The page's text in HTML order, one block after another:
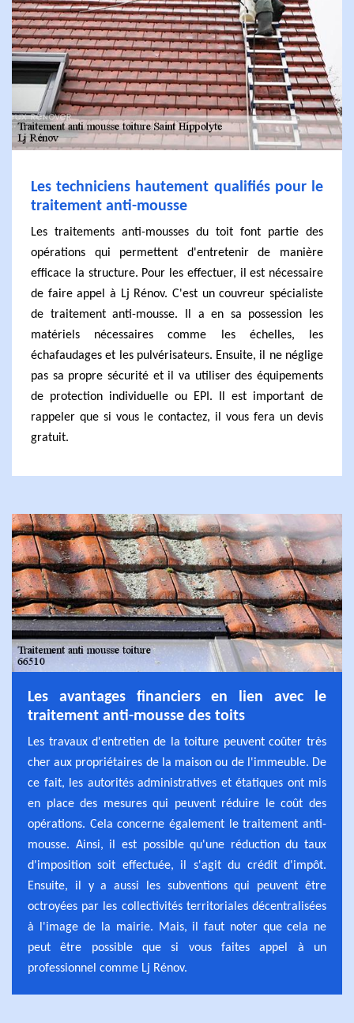
Les techniciens hautement qualifiés pour le
traitement anti-mousse
Les traitements anti-mousses du toit font partie des
opérations qui permettent d'entretenir de manière
efficace la structure. Pour les effectuer, il est nécessaire
de faire appel à Lj Rénov. C'est un couvreur spécialiste
de traitement anti-mousse. Il a en sa possession les
matériels nécessaires comme les échelles, les
échafaudages et les pulvérisateurs. Ensuite, il ne néglige
pas sa propre sécurité et il va utiliser des équipements
de protection individuelle ou EPI. Il est important de
rappeler que si vous le contactez, il vous fera un devis
gratuit.
Les avantages financiers en lien avec le
traitement anti-mousse des toits
Les travaux d'entretien de la toiture peuvent coûter très
cher aux propriétaires de la maison ou de l'immeuble. De
ce fait, les autorités administratives et étatiques ont mis
en place des mesures qui peuvent réduire le coût des
opérations. Cela concerne également le traitement anti-
mousse. Ainsi, il est possible qu'une réduction du taux
d'imposition soit effectuée, il s'agit du crédit d'impôt.
Ensuite, il y a aussi les subventions qui peuvent être
octroyées par les collectivités territoriales décentralisées
à l'image de la mairie. Mais, il faut noter que cela ne
peut être possible que si vous faites appel à un
professionnel comme Lj Rénov.